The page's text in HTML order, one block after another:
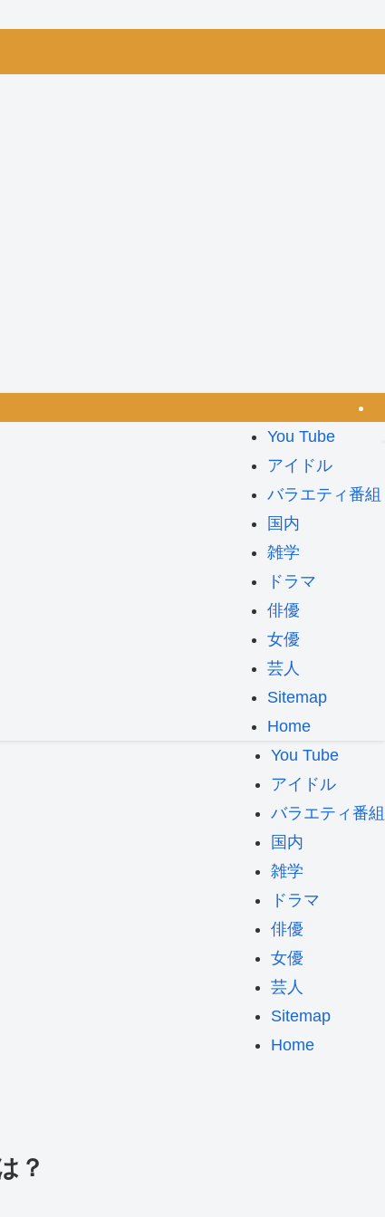
You Tube
アイドル
バラエティ番組
国内
雑学
ドラマ
俳優
女優
芸人
Sitemap
Home
You Tube
アイドル
バラエティ番組
国内
雑学
ドラマ
俳優
女優
芸人
Sitemap
Home
？